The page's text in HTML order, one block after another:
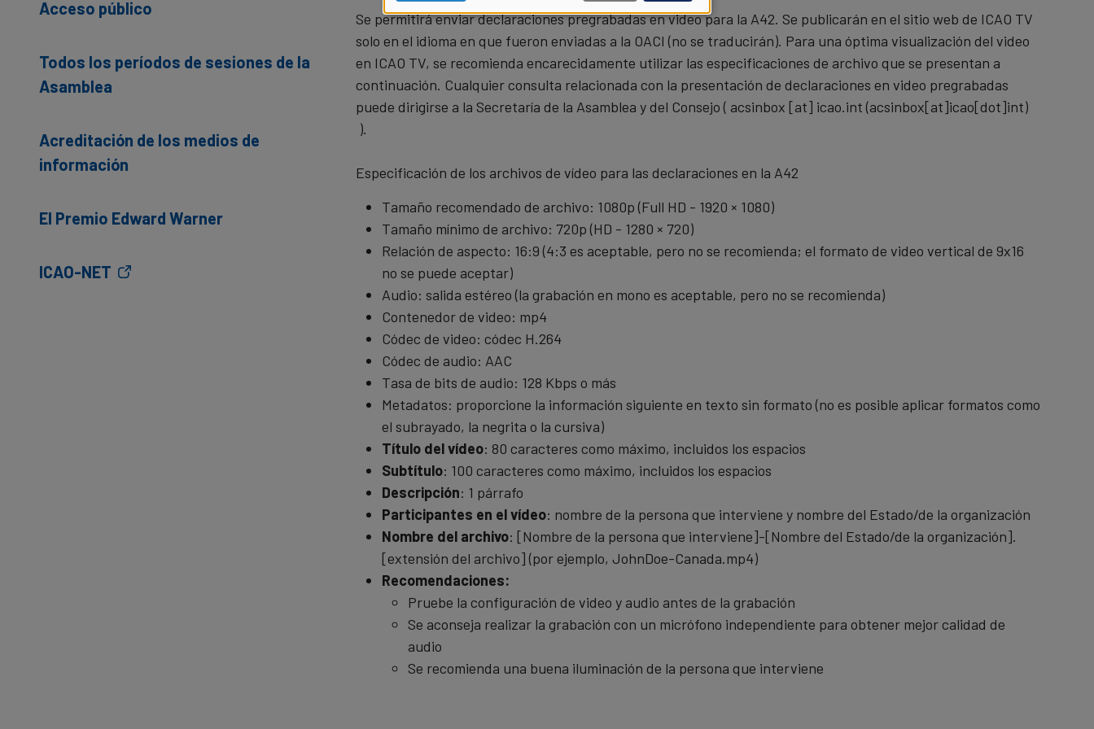
Acceso público
Todos los períodos de sesiones de la
Asamblea
Acreditación de los medios de
información
El Premio Edward Warner
ICAO-NET
Se permitirá enviar declaraciones pregrabadas en video para la A42. Se publicarán en el sitio web de ICAO TV
solo en el idioma en que fueron enviadas a la OACI (no se traducirán). Para una óptima visualización del video
en ICAO TV, se recomienda encarecidamente utilizar las especificaciones de archivo que se presentan a
continuación. Cualquier consulta relacionada con la presentación de declaraciones en video pregrabadas
puede dirigirse a la Secretaría de la Asamblea y del Consejo ( acsinbox [at] icao.int(acsinbox[at]icao[dot]int)
).
Especificación de los archivos de vídeo para las declaraciones en la A42
Tamaño recomendado de archivo: 1080p (Full HD - 1920 × 1080)
Tamaño mínimo de archivo: 720p (HD - 1280 × 720)
Relación de aspecto: 16:9 (4:3 es aceptable, pero no se recomienda; el formato de video vertical de 9x16
no se puede aceptar)
Audio: salida estéreo (la grabación en mono es aceptable, pero no se recomienda)
Contenedor de video: mp4
Códec de video: códec H.264
Códec de audio: AAC
Tasa de bits de audio: 128 Kbps o más
Metadatos: proporcione la información siguiente en texto sin formato (no es posible aplicar formatos como
el subrayado, la negrita o la cursiva)
Título del vídeo: 80 caracteres como máximo, incluidos los espacios
Subtítulo: 100 caracteres como máximo, incluidos los espacios
Descripción: 1 párrafo
Participantes en el vídeo: nombre de la persona que interviene y nombre del Estado/de la organización
Nombre del archivo: [Nombre de la persona que interviene]-[Nombre del Estado/de la organización].
[extensión del archivo] (por ejemplo, JohnDoe-Canada.mp4)
Recomendaciones:
Pruebe la configuración de video y audio antes de la grabación
Se aconseja realizar la grabación con un micrófono independiente para obtener mejor calidad de
audio
Se recomienda una buena iluminación de la persona que interviene
personal
data
and